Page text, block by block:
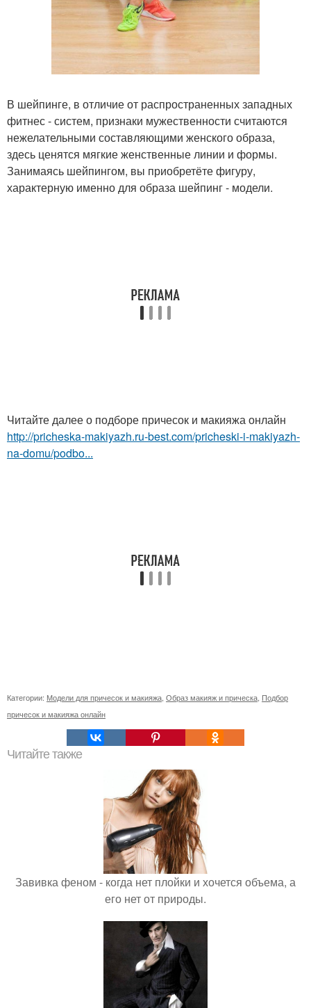
В шейпинге, в отличие от распространенных западных
фитнес - систем, признаки мужественности считаются
нежелательными составляющими женского образа,
здесь ценятся мягкие женственные линии и формы.
Занимаясь шейпингом, вы приобретёте фигуру,
характерную именно для образа шейпинг - модели.
Читайте далее о подборе причесок и макияжа онлайн
http://pricheska-makiyazh.ru-best.com/pricheski-i-makiyazh-
na-domu/podbo...
Категории: Модели для причесок и макияжа, Образ макияж и прическа, Подбор
причесок и макияжа онлайн
Читайте также
Завивка феном - когда нет плойки и хочется объема, а
его нет от природы.